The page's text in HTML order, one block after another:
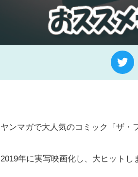
ヤンマガで大人気のコミック『ザ・
2019年に実写映画化し、大ヒットし